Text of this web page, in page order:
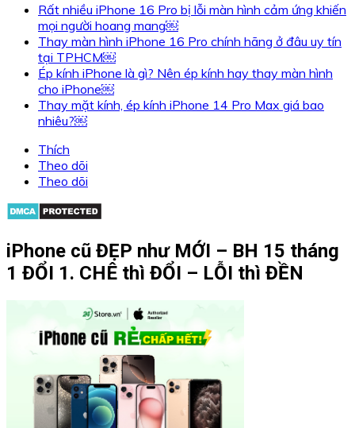
Rất nhiều iPhone 16 Pro bị lỗi màn hình cảm ứng khiến
mọi người hoang mang￼
Thay màn hình iPhone 16 Pro chính hãng ở đâu uy tín
tại TPHCM￼
Ép kính iPhone là gì? Nên ép kính hay thay màn hình
cho iPhone￼
Thay mặt kính, ép kính iPhone 14 Pro Max giá bao
nhiêu?￼
Thích
Theo dõi
Theo dõi
iPhone cũ ĐẸP như MỚI – BH 15 tháng
1 ĐỔI 1. CHÊ thì ĐỔI – LỖI thì ĐỀN